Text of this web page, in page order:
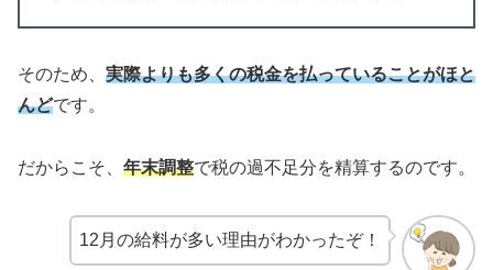
そのため、 実際よりも多くの税金を払っていることがほと
んどです。
だからこそ、 年末調整で税の過不足分を精算するのです。
12月の給料が多い理由がわかったぞ！